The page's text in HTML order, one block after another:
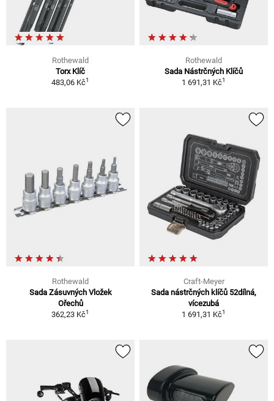
Rothewald
Torx Klíč
483,06 Kč1
Rothewald
Sada Nástrčných Klíčů
1 691,31 Kč1
Rothewald
Sada Zásuvných Vložek
Ořechů
362,23 Kč1
Craft-Meyer
Sada nástrčných klíčů 52dílná,
vícezubá
1 691,31 Kč1